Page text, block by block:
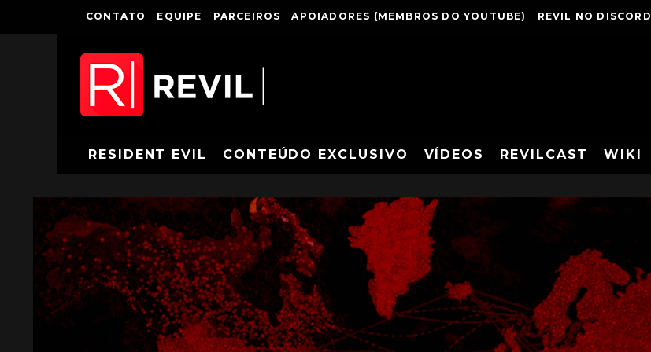
CONTATO EQUIPE PARCEIROS APOIADORES (MEMBROS DO YOUTUBE) REVIL NO DISCORD
RESIDENT EVIL CONTEÚDO EXCLUSIVO VÍDEOS REVILCAST WIKI